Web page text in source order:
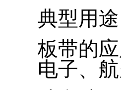
典型用途
板带的
电子、